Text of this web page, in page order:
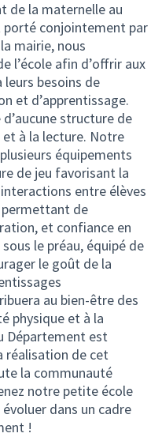
de la maternelle au
porté conjointement par
mairie, nous
l’école afin d’offrir aux
leurs besoins de
et d’apprentissage.
structure de
et à la lecture. Notre
équipements
de jeu favorisant la
entre élèves
permettant de
et confiance en
le préau, équipé de
le goût de la
au bien-être des
physique et à la
Département est
réalisation de cet
la communauté
notre petite école
dans un cadre
!